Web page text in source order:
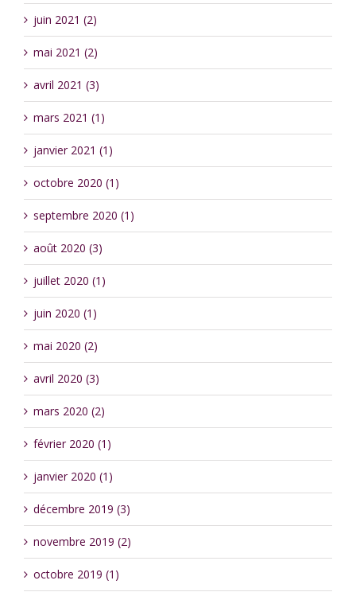
juin 2021 (2)
mai 2021 (2)
avril 2021 (3)
mars 2021 (1)
janvier 2021 (1)
octobre 2020 (1)
septembre 2020 (1)
août 2020 (3)
juillet 2020 (1)
juin 2020 (1)
mai 2020 (2)
avril 2020 (3)
mars 2020 (2)
février 2020 (1)
janvier 2020 (1)
décembre 2019 (3)
novembre 2019 (2)
octobre 2019 (1)